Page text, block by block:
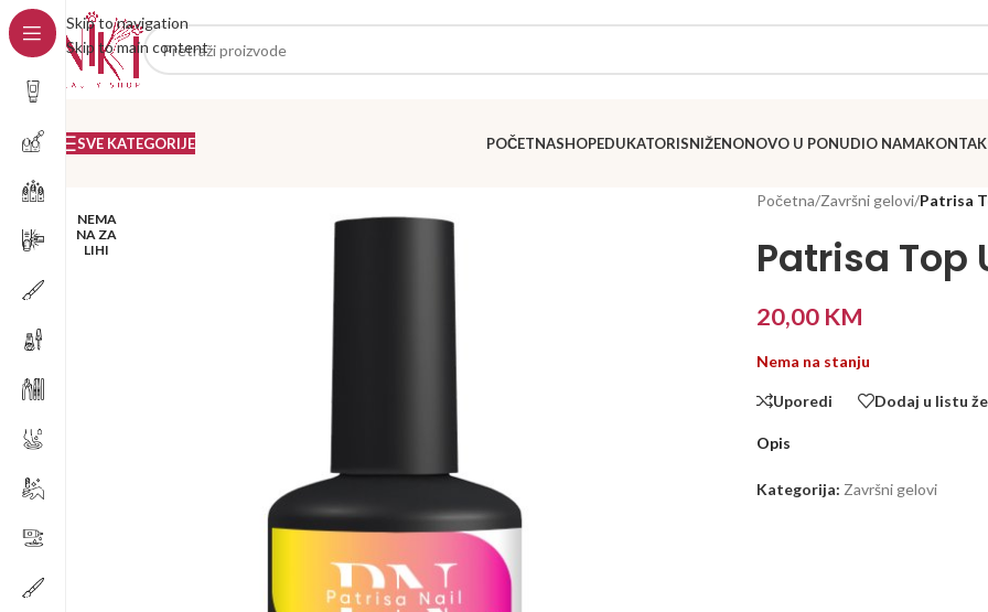
Skip to navigation
Skip to main content
SVE KATEGORIJE POČETNASHOPEDUKATORISNIŽENONOVO U PONUDIO NAMA
NEMA
NA ZA
LIHI
Početna/Završni gelovi/Patrisa
Patrisa Top
20,00 KM
Nema na stanju
Uporedi Dodaj u listu
Opis
Kategorija: Završni gelovi